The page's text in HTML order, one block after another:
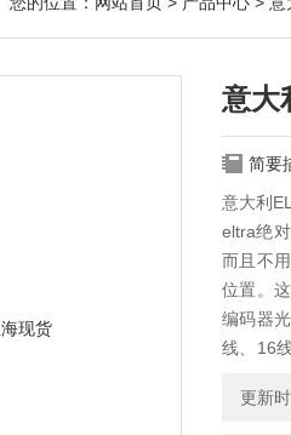
意大
简要
意大利
eltra绝
而且不
位置。
编码器
线、16
更新